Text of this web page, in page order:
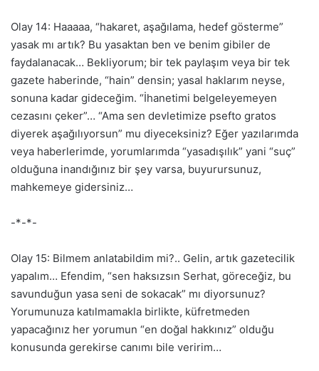
Olay 14: Haaaaa, “hakaret, aşağılama, hedef gösterme”
yasak mı artık? Bu yasaktan ben ve benim gibiler de
faydalanacak… Bekliyorum; bir tek paylaşım veya bir tek
gazete haberinde, “hain” densin; yasal haklarım neyse,
sonuna kadar gideceğim. “İhanetimi belgeleyemeyen
cezasını çeker”… “Ama sen devletimize psefto gratos
diyerek aşağılıyorsun” mu diyeceksiniz? Eğer yazılarımda
veya haberlerimde, yorumlarımda “yasadışılık” yani “suç”
olduğuna inandığınız bir şey varsa, buyurursunuz,
mahkemeye gidersiniz…
-*-*-
Olay 15: Bilmem anlatabildim mi?.. Gelin, artık gazetecilik
yapalım… Efendim, “sen haksızsın Serhat, göreceğiz, bu
savunduğun yasa seni de sokacak” mı diyorsunuz?
Yorumunuza katılmamakla birlikte, küfretmeden
yapacağınız her yorumun “en doğal hakkınız” olduğu
konusunda gerekirse canımı bile veririm…